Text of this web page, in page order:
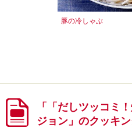
豚の冷しゃぶ
「「だしツッコミ
ジョン」のクッキ